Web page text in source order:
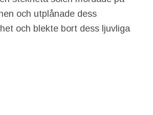
och utplånade dess
och blekte bort dess ljuvliga